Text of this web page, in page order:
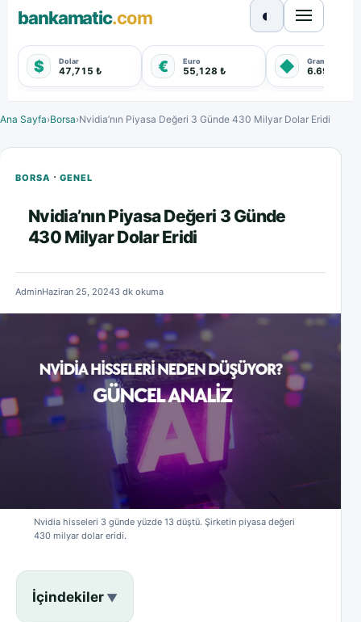
bankamatic.com
$ Dolar
47,715 ₺ € Euro
55,128 ₺ ◆ Gram Altın
6.698,480
◐
Ana Sayfa›Borsa›Nvidia’nın Piyasa Değeri 3 Günde 430 Milyar Dolar Eridi
BORSA · GENEL
Nvidia’nın Piyasa Değeri 3 Günde
430 Milyar Dolar Eridi
AdminHaziran 25, 20243 dk okuma
Nvidia hisseleri 3 günde yüzde 13 düştü. Şirketin piyasa değeri
430 milyar dolar eridi.
İçindekiler